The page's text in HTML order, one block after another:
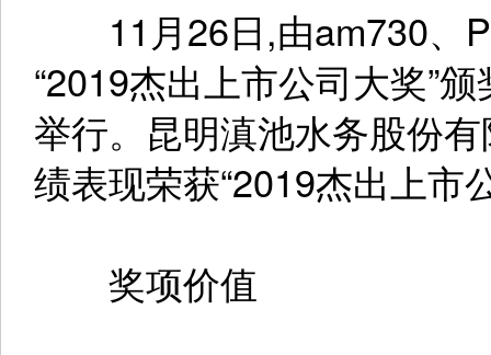
11月26日,由am730、
“2019杰出上市公司大奖”
举行。昆明滇池水务股份
绩表现荣获“2019杰出上市
奖项价值